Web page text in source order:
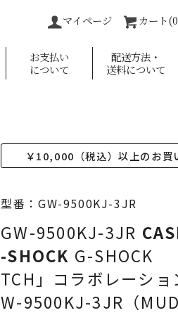
マイページ カート
お支払い
について
配送方法・
送料について
￥10,000（税込）以上のお買
型番：GW-9500KJ-3JR
GW-9500KJ-3JR
-SHOCK G-SHOCK
TCH」コラボレーシ
W-9500KJ-3JR（